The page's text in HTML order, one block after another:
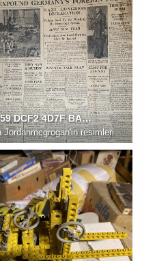
5D905B59 DCF2 4D7F BA3F 185D64B22136
Jordanmcgrogan'in resimleri